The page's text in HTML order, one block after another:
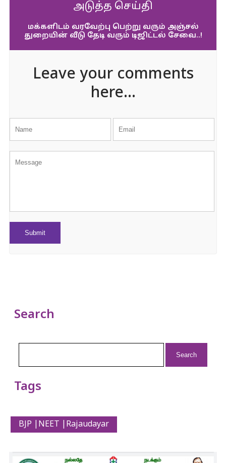
அடுத்த செய்தி
மக்களிடம் வரவேற்பு பெற்று வரும் அஞ்சல்
துறையின் வீடு தேடி வரும் டிஜிட்டல் சேவை..!
Leave your comments
here...
Search
Tags
BJP |NEET |Rajaudayar